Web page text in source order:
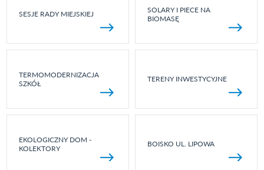
SESJE RADY MIEJSKIEJ
SOLARY I PIECE NA
BIOMASĘ
TERMOMODERNIZACJA
SZKÓŁ
TERENY INWESTYCYJNE
EKOLOGICZNY DOM -
KOLEKTORY
BOISKO UL. LIPOWA